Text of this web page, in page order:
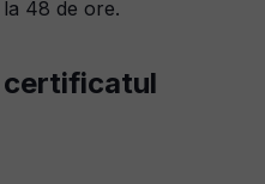
48 de ore.
certificatul